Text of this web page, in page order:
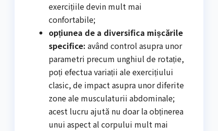
exercițiile devin mult mai
confortabile;
opțiunea de a diversifica mișcările
specifice: având control asupra unor
parametri precum unghiul de rotație,
poți efectua variații ale exercițiului
clasic, de impact asupra unor diferite
zone ale musculaturii abdominale;
acest lucru ajută nu doar la obținerea
unui aspect al corpului mult mai